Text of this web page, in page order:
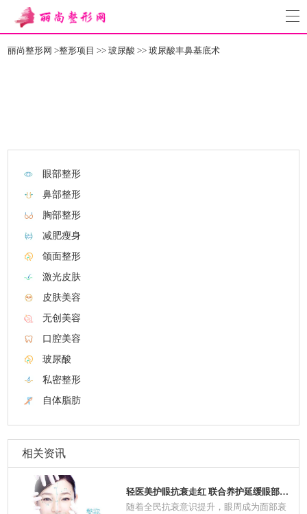
丽尚整形网 >整形项目 >>玻尿酸 >>玻尿酸丰鼻基底术
眼部整形
鼻部整形
胸部整形
减肥瘦身
颌面整形
激光皮肤
皮肤美容
无创美容
口腔美容
玻尿酸
私密整形
自体脂肪
相关资讯
轻医美护眼抗衰走红 联合养护延缓眼部肌肤老
随着全民抗衰意识提升，眼周成为面部衰